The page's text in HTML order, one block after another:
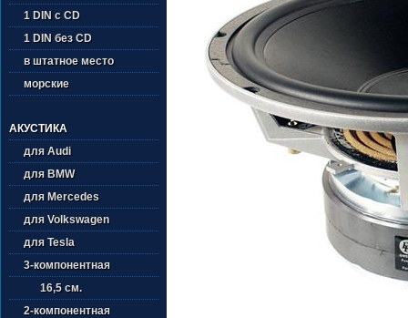
1 DIN с CD
1 DIN без CD
в штатное место
морские
АКУСТИКА
для Audi
для BMW
для Mercedes
для Volkswagen
для Tesla
3-компонентная
16,5 см.
2-компонентная